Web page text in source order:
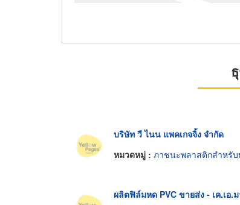
บริษัท วี ไนน แพคเกจจิ้ง จำกัด
หมวดหมู่ : ภาชนะพลาสติกสำหรับ
ผลิตฟิล์มหด PVC ขายส่ง - เค.เอ.